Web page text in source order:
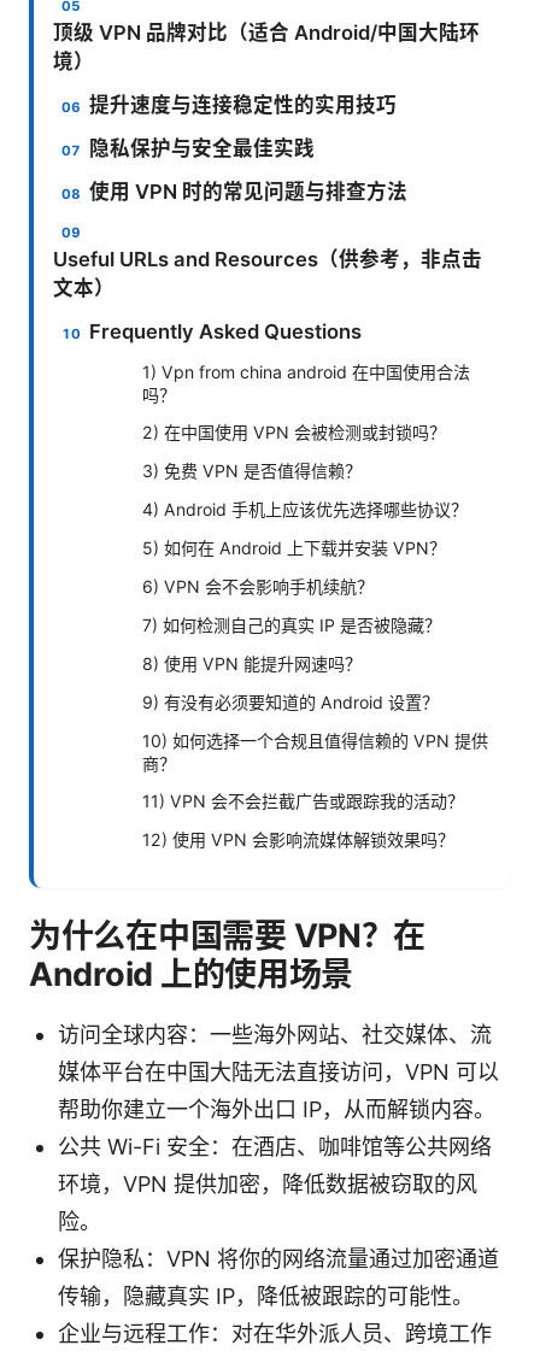
顶级 VPN 品牌对比（适合 Android/中国大陆环
境）
提升速度与连接稳定性的实用技巧
隐私保护与安全最佳实践
使用 VPN 时的常见问题与排查方法
Useful URLs and Resources（供参考，非点击
文本）
Frequently Asked Questions
1) Vpn from china android 在中国使用合法
吗？
2) 在中国使用 VPN 会被检测或封锁吗？
3) 免费 VPN 是否值得信赖？
4) Android 手机上应该优先选择哪些协议？
5) 如何在 Android 上下载并安装 VPN？
6) VPN 会不会影响手机续航？
7) 如何检测自己的真实 IP 是否被隐藏？
8) 使用 VPN 能提升网速吗？
9) 有没有必须要知道的 Android 设置？
10) 如何选择一个合规且值得信赖的 VPN 提供
商？
11) VPN 会不会拦截广告或跟踪我的活动？
12) 使用 VPN 会影响流媒体解锁效果吗？
为什么在中国需要 VPN？在
Android 上的使用场景
访问全球内容：一些海外网站、社交媒体、流
媒体平台在中国大陆无法直接访问，VPN 可以
帮助你建立一个海外出口 IP，从而解锁内容。
公共 Wi-Fi 安全：在酒店、咖啡馆等公共网络
环境，VPN 提供加密，降低数据被窃取的风
险。
保护隐私：VPN 将你的网络流量通过加密通道
传输，隐藏真实 IP，降低被跟踪的可能性。
企业与远程工作：对在华外派人员、跨境工作